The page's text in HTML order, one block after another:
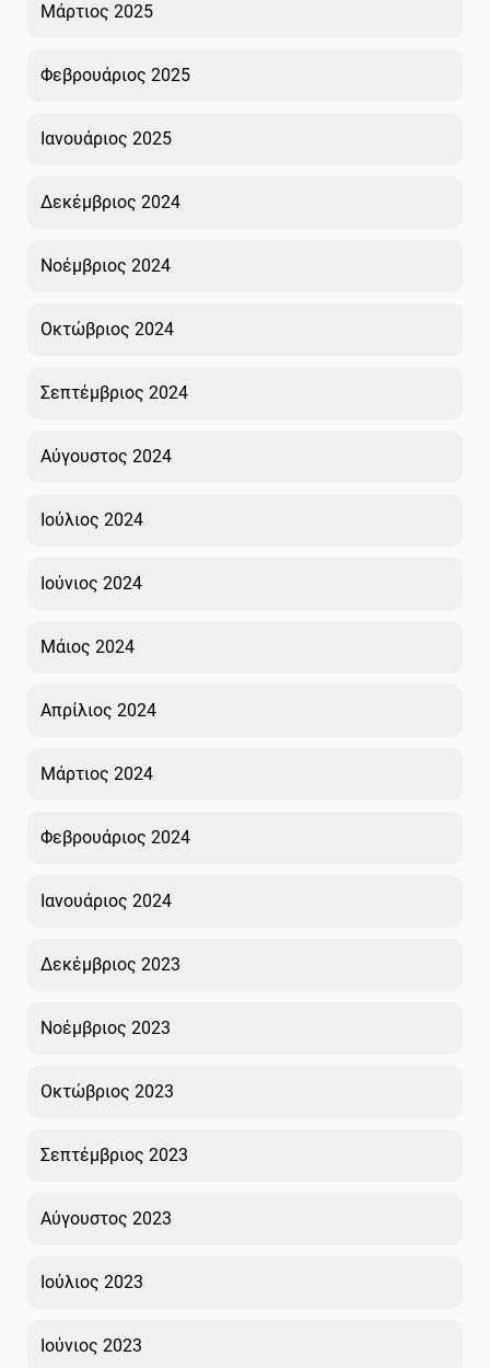
Μάρτιος 2025
Φεβρουάριος 2025
Ιανουάριος 2025
Δεκέμβριος 2024
Νοέμβριος 2024
Οκτώβριος 2024
Σεπτέμβριος 2024
Αύγουστος 2024
Ιούλιος 2024
Ιούνιος 2024
Μάιος 2024
Απρίλιος 2024
Μάρτιος 2024
Φεβρουάριος 2024
Ιανουάριος 2024
Δεκέμβριος 2023
Νοέμβριος 2023
Οκτώβριος 2023
Σεπτέμβριος 2023
Αύγουστος 2023
Ιούλιος 2023
Ιούνιος 2023